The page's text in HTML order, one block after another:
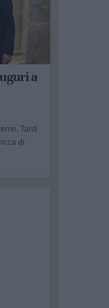
a
Tanti
di